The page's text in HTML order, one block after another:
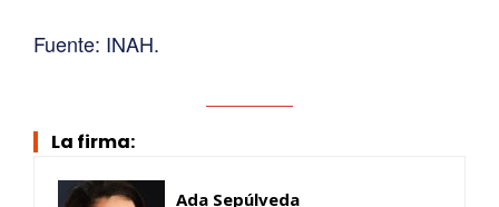
Fuente: INAH.
La firma:
Ada Sepúlveda